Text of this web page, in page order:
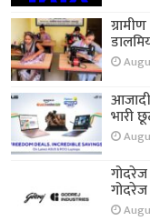
भारी
गोदरेज
गोदरेज